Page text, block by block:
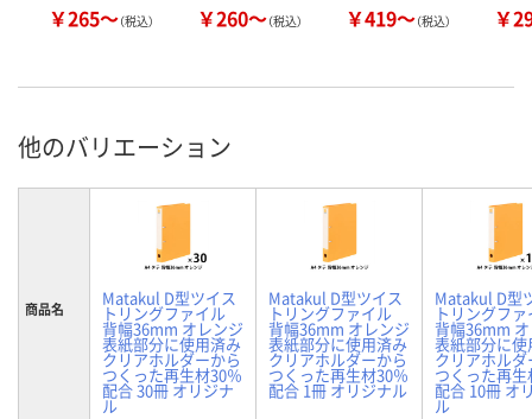
￥265～（税込） ￥260～（税込） ￥419～（税込） ￥
他のバリエーション
商品名 Matakul D型ツイス
トリングファイル
背幅36mm オレンジ
表紙部分に使用済み
クリアホルダーから
つくった再生材30％
配合 30冊 オリジナ
ル
Matakul D型ツイス
トリングファイル
背幅36mm オレンジ
表紙部分に使用済み
クリアホルダーから
つくった再生材30％
配合 1冊 オリジナル
Matakul D型
トリングフ
背幅36mm
表紙部分に使
クリアホル
つくった再生
配合 10冊 オ
ル